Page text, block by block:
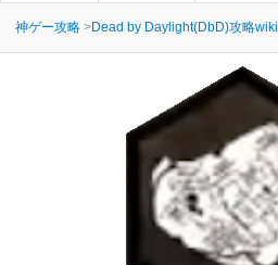
神ゲー攻略 Dead by Daylight(DbD)攻略wiki